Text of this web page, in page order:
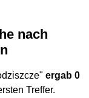
ergab 0
Treffer.